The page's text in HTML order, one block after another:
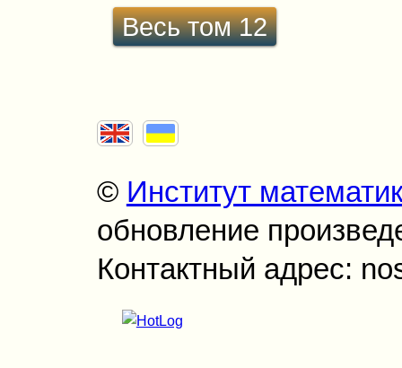
Весь том 12
© Институт
обновление
Контактный адрес: